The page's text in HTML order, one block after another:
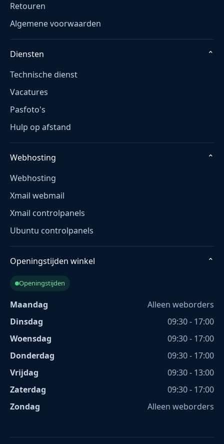
Retouren
Algemene voorwaarden
Diensten
⌄
Technische dienst
Vacatures
Pasfoto's
Hulp op afstand
Webhosting
⌄
Webhosting
Xmail webmail
Xmail controlpanels
Ubuntu controlpanels
Openingstijden winkel ⌄
Openingstijden
Maandag
Alleen weborders
Dinsdag
09:30 - 17:00
Woensdag
09:30 - 17:00
Donderdag
09:30 - 17:00
Vrijdag
09:30 - 13:00
Zaterdag
09:30 - 17:00
Zondag
Alleen weborders